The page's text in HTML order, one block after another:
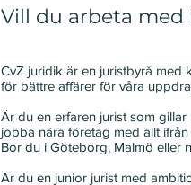
Vill du arbeta
CvZ juridik är en juristbyrå med
för bättre affärer för våra
Är du en erfaren jurist som
jobba nära företag med allt
Bor du i Göteborg, Malmö eller
Är du en junior jurist med